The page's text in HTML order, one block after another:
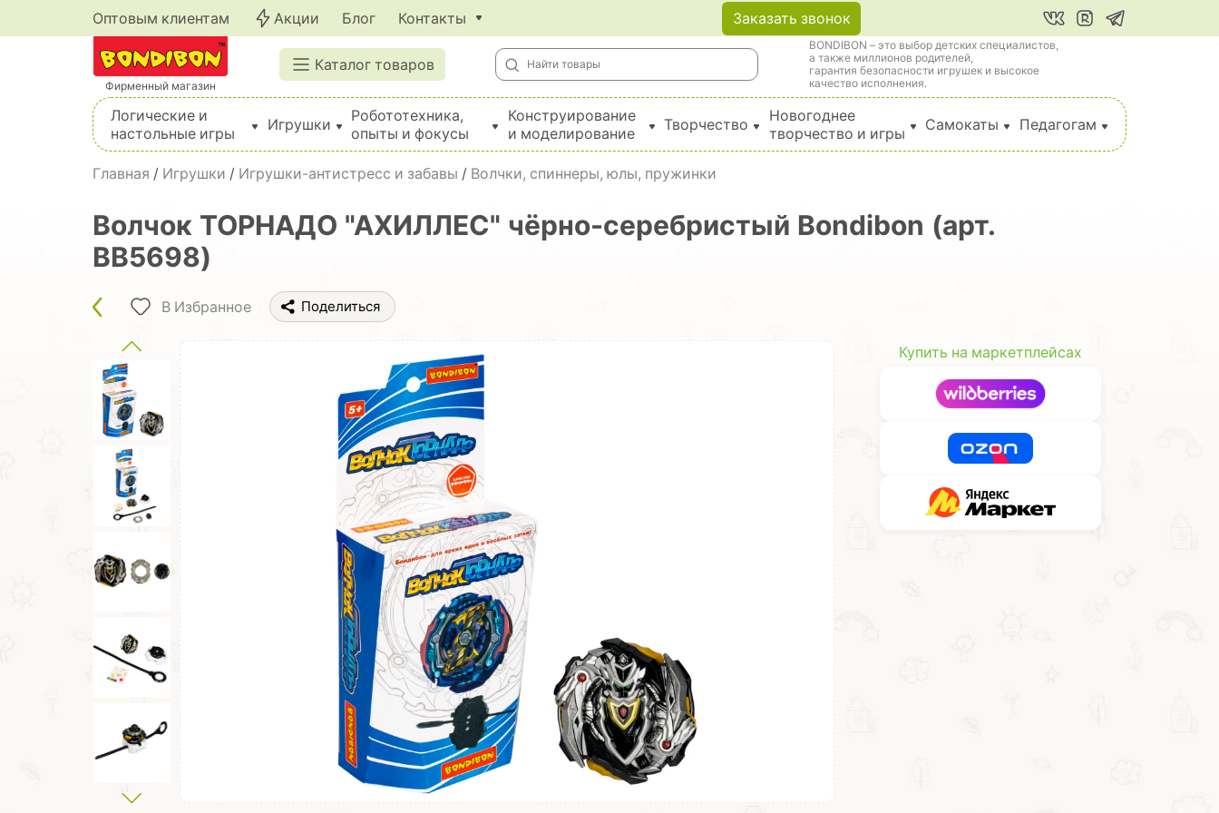
Оптовым клиентам Акции Блог Контакты Заказать звонок
Фирменный магазин
Каталог товаров
BONDIBON – это выбор детских специалистов,
а также миллионов родителей,
гарантия безопасности игрушек и высокое
качество исполнения.
Логические и
настольные игры
Игрушки
Робототехника,
опыты и фокусы
Конструирование
и моделирование
Творчество
Новогоднее
творчество и игры
Самокаты Педагогам
Главная / Игрушки / Игрушки-антистресс и забавы / Волчки, спиннеры, юлы, пружинки
Волчок ТОРНАДО "АХИЛЛЕС" чёрно-серебристый Bondibon (арт.
ВВ5698)
В Избранное Поделиться
Купить на маркетплейсах